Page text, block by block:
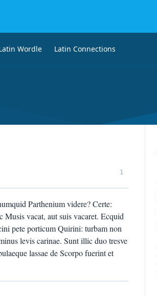
Wordle Latin Connections
1
Parthenium videre? Certe:
vacat, aut suis vacaret. Ecquid
pete porticum Quirini: turbam non
levis carinae. Sunt illic duo tresve
lassae de Scorpo fuerint et